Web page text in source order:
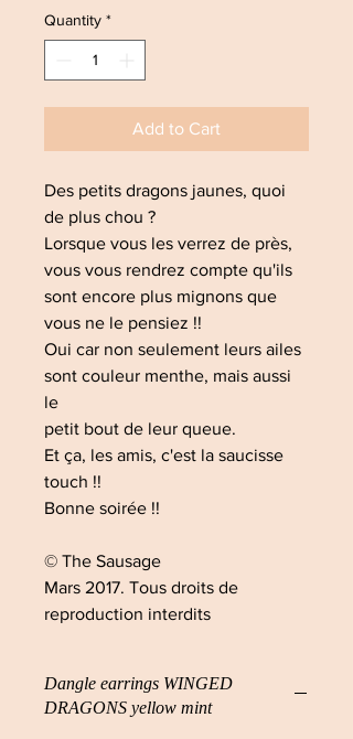
Quantity *
Add to Cart
Des petits dragons jaunes, quoi
de plus chou ?
Lorsque vous les verrez de près,
vous vous rendrez compte qu'ils
sont encore plus mignons que
vous ne le pensiez !!
Oui car non seulement leurs ailes
sont couleur menthe, mais aussi
le
petit bout de leur queue.
Et ça, les amis, c'est la saucisse
touch !!
Bonne soirée !!
© The Sausage
Mars 2017. Tous droits de
reproduction interdits
Dangle earrings WINGED
DRAGONS yellow mint